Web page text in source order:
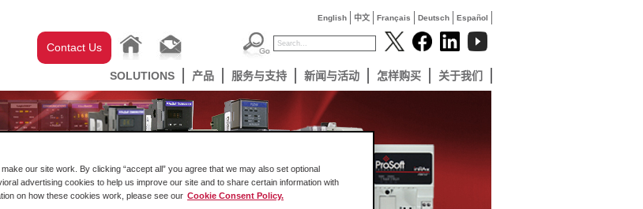
English 中文 Français Deutsch Español
Contact Us
SOLUTIONS 产品 服务与支持 新闻与活动 怎样购买 关于我们
our site work. By clicking “accept all” you agree that we may also set optional
advertising cookies to help us improve our site and to share certain information with
on how these cookies work, please see our Cookie Consent Policy.